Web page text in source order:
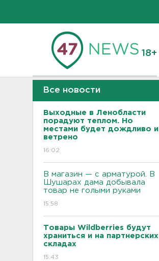
18+
Все новости
Выходные в Ленобласти
порадуют теплом. Но
местами будет дождливо и
ветрено
16:02
В магазин — с арматурой. В
Шушарах дама добывала
товар не голыми руками
15:58
Товары Wildberries будут
храниться и на партнерских
складах
15:43